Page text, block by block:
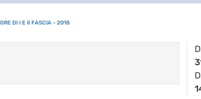
DI I E II FASCIA - 2018